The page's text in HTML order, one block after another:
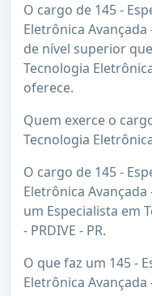
O cargo de 145 -
Eletrônica Avançada
de nível superior
Tecnologia
oferece.
Quem exerce o
Tecnologia
O cargo de 145 -
Eletrônica Avançada
um Especialista em
- PRDIVE - PR.
O que faz um 145 -
Eletrônica Avançada